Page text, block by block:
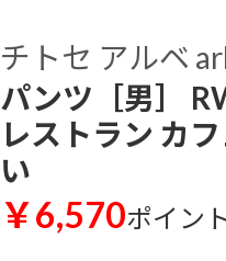
チトセ アルベ
パンツ［男］
レストラン カ
い
￥6,570ポイン